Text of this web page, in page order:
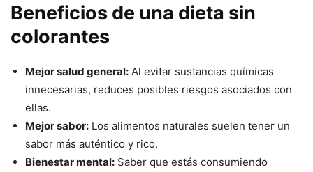
Beneficios de una dieta sin
colorantes
Mejor salud general: Al evitar sustancias químicas
innecesarias, reduces posibles riesgos asociados con
ellas.
Mejor sabor: Los alimentos naturales suelen tener un
sabor más auténtico y rico.
Bienestar mental: Saber que estás consumiendo